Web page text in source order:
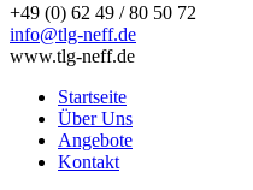
+49 (0) 62 49 / 80 50 72
info@tlg-neff.de
www.tlg-neff.de
Startseite
Über Uns
Angebote
Kontakt